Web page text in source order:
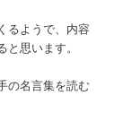
るようで、内容
思います。
の名言集を読む